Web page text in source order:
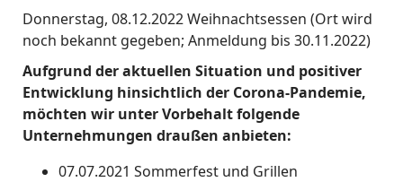
Donnerstag, 08.12.2022 Weihnachtsessen (Ort wird
noch bekannt gegeben; Anmeldung bis 30.11.2022)
Aufgrund der aktuellen Situation und positiver
Entwicklung hinsichtlich der Corona-Pandemie,
möchten wir unter Vorbehalt folgende
Unternehmungen draußen anbieten:
07.07.2021 Sommerfest und Grillen